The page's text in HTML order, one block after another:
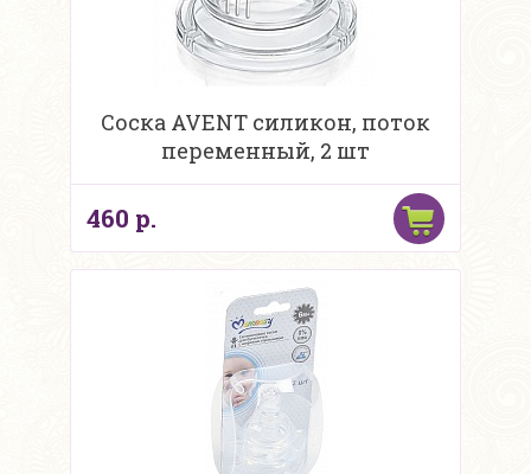
Соска AVENT силикон, поток
переменный, 2 шт
460 р.